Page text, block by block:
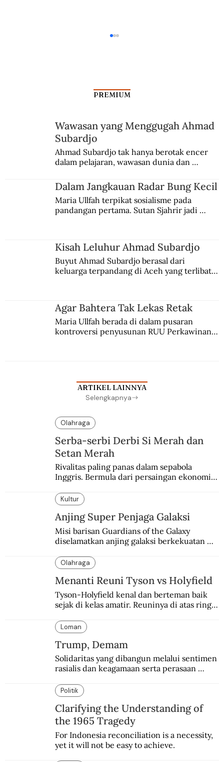
Munculnya Si Doel (Bagian II)
PREMIUM
Wawasan yang Menggugah Ahmad
Subardjo
Ahmad Subardjo tak hanya berotak encer
dalam pelajaran, wawasan dunia dan
Jules Verne, Multatuli, hingga Sun Yat-sen.
Dalam Jangkauan Radar Bung Kecil
Maria Ullfah terpikat sosialisme pada
pandangan pertama. Sutan Sjahrir jadi
Kisah Leluhur Ahmad Subardjo
Buyut Ahmad Subardjo berasal dari
keluarga terpandang di Aceh yang terlibat
Agar Bahtera Tak Lekas Retak
Maria Ullfah berada di dalam pusaran
kontroversi penyusunan RUU Perkawinan.
ARTIKEL LAINNYA
Selengkapnya
Olahraga
Serba-serbi Derbi Si Merah dan
Setan Merah
Rivalitas paling panas dalam sepabola
Inggris. Bermula dari persaingan ekonomi
Kultur
Anjing Super Penjaga Galaksi
Misi barisan Guardians of the Galaxy
diselamatkan anjing galaksi berkekuatan
si martir antariksa Soviet.
Olahraga
Menanti Reuni Tyson vs Holyfield
Tyson-Holyfield kenal dan berteman baik
sejak di kelas amatir. Reuninya di atas ring
Loman
Trump, Demam
Solidaritas yang dibangun melalui sentimen
rasialis dan keagamaan serta perasaan
menggejala. Celakanya, ia ada peminatnya.
Politik
Clarifying the Understanding of
the 1965 Tragedy
For Indonesia reconciliation is a necessity,
yet it will not be easy to achieve.